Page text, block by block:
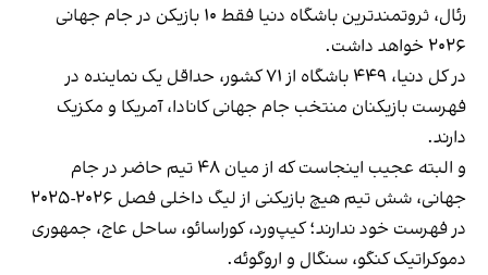
رئال، ثروتمندترین باشگاه دنیا فقط ۱۰ بازیکن در جام جهانی
۲۰۲۶ خواهد داشت.
در کل دنیا، ۴۴۹ باشگاه از ۷۱ کشور، حداقل یک نماینده در
فهرست بازیکنان منتخب جام جهانی کانادا، آمریکا و مکزیک
دارند.
و البته عجیب اینجاست که از میان ۴۸ تیم حاضر در جام
جهانی، شش تیم هیچ بازیکنی از لیگ داخلی فصل ۲۰۲۶-۲۰۲۵
در فهرست خود ندارند؛ کیپ‌ورد، کوراسائو، ساحل عاج، جمهوری
دموکراتیک کنگو، سنگال و اروگوئه.